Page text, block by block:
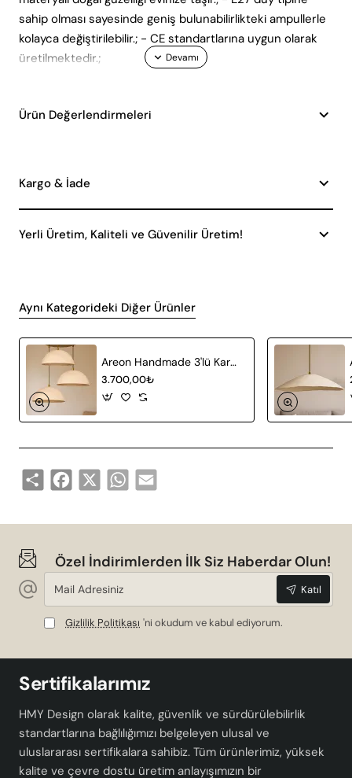
sahip olması sayesinde geniş bulunabilirlikteki ampullerle
kolayca değiştirilebilir.; - CE standartlarına uygun olarak
üretilmektedir.;
Ürün Değerlendirmeleri
Kargo & İade
Yerli Üretim, Kaliteli ve Güvenilir Üretim!
Aynı Kategorideki Diğer Ürünler
Areon Handmade 3'lü Karbon Beton Avize
3.700,00₺
Share Facebook
X WhatsApp
Email
Özel İndirimlerden İlk Siz Haberdar Olun!
Mail
Adresiniz
Katıl
Gizlilik Politikası 'ni okudum ve kabul ediyorum.
Sertifikalarımız
HMY Design olarak kalite, güvenlik ve sürdürülebilirlik
standartlarına bağlılığımızı belgeleyen ulusal ve
uluslararası sertifikalara sahibiz. Tüm ürünlerimiz, yüksek
kalite ve çevre dostu üretim anlayışımızın bir